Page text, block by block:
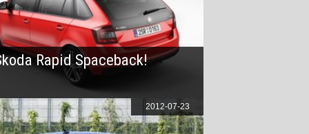
Rapid Spaceback!
2012-07-23